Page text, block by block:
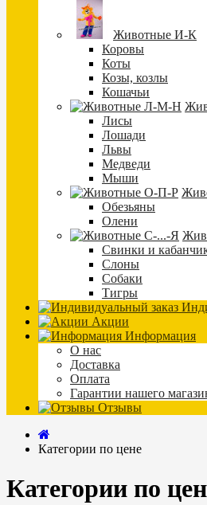
Животные И-К
Коровы
Коты
Козы, козлы
Кошачьи
Лисы
Лошади
Львы
Медведи
Мыши
Обезьяны
Олени
Свинки и
Слоны
Собаки
Тигры
Акции
Информация
О нас
Доставка
Оплата
Гарантии нашего
Отзывы
Категории по цене
Категории по